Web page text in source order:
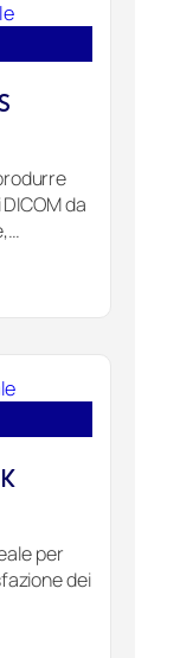
da
per
dei